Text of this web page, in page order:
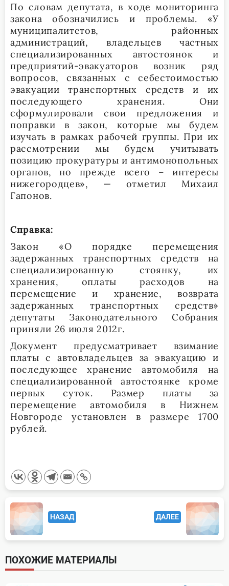
По словам депутата, в ходе мониторинга
закона обозначились и проблемы. «У
муниципалитетов, районных
администраций, владельцев частных
специализированных автостоянок и
предприятий-эвакуаторов возник ряд
вопросов, связанных с себестоимостью
эвакуации транспортных средств и их
последующего хранения. Они
сформулировали свои предложения и
поправки в закон, которые мы будем
изучать в рамках рабочей группы. При их
рассмотрении мы будем учитывать
позицию прокуратуры и антимонопольных
органов, но прежде всего – интересы
нижегородцев», — отметил Михаил
Гапонов.
Справка:
Закон «О порядке перемещения
задержанных транспортных средств на
специализированную стоянку, их
хранения, оплаты расходов на
перемещение и хранение, возврата
задержанных транспортных средств»
депутаты Законодательного Собрания
приняли 26 июля 2012г.
Документ предусматривает взимание
платы с автовладельцев за эвакуацию и
последующее хранение автомобиля на
специализированной автостоянке кроме
первых суток. Размер платы за
перемещение автомобиля в Нижнем
Новгороде установлен в размере 1700
рублей.
<span
class="nav-
subtitle
screen-
reader-
НАЗАД ДАЛЕЕ
ПОХОЖИЕ МАТЕРИАЛЫ